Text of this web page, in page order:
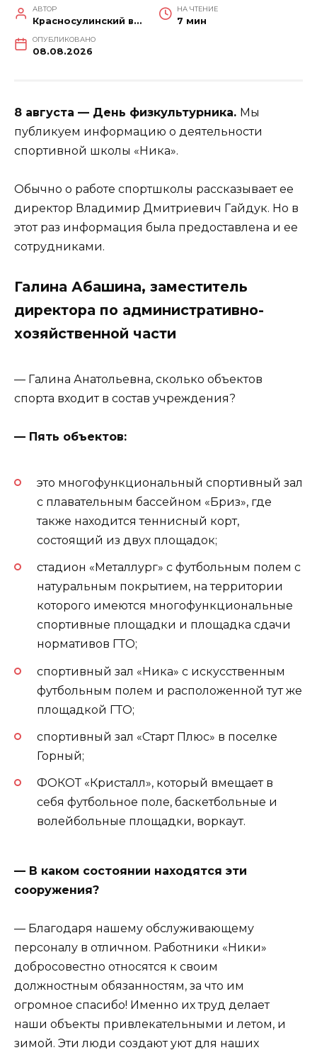
АВТОР
Красносулинский вестник
НА ЧТЕНИЕ
7 мин
ОПУБЛИКОВАНО
08.08.2026
8 августа — День физкультурника. Мы
публикуем информацию о деятельности
спортивной школы «Ника».
Обычно о работе спортшколы рассказывает ее
директор Владимир Дмитриевич Гайдук. Но в
этот раз информация была предоставлена и ее
сотрудниками.
Галина Абашина, заместитель
директора по административно-
хозяйственной части
— Галина Анатольевна, сколько объектов
спорта входит в состав учреждения?
— Пять объектов:
это многофункциональный спортивный зал
с плавательным бассейном «Бриз», где
также находится теннисный корт,
состоящий из двух площадок;
стадион «Металлург» с футбольным полем с
натуральным покрытием, на территории
которого имеются многофункциональные
спортивные площадки и площадка сдачи
нормативов ГТО;
спортивный зал «Ника» с искусственным
футбольным полем и расположенной тут же
площадкой ГТО;
спортивный зал «Старт Плюс» в поселке
Горный;
ФОКОТ «Кристалл», который вмещает в
себя футбольное поле, баскетбольные и
волейбольные площадки, воркаут.
— В каком состоянии находятся эти
сооружения?
— Благодаря нашему обслуживающему
персоналу в отличном. Работники «Ники»
добросовестно относятся к своим
должностным обязанностям, за что им
огромное спасибо! Именно их труд делает
наши объекты привлекательными и летом, и
зимой. Эти люди создают уют для наших